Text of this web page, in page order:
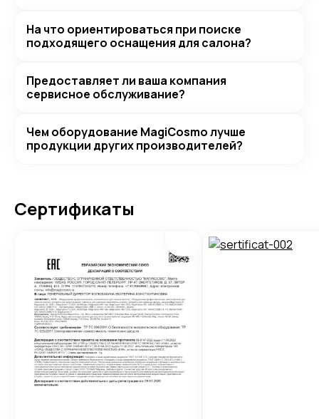
На что ориентироваться при поиске
подходящего оснащения для салона?
Предоставляет ли ваша компания
сервисное обслуживание?
Чем оборудование MagiCosmo лучше
продукции других производителей?
Сертификаты